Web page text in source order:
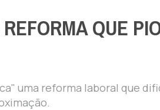
QUE
uma reforma laboral que